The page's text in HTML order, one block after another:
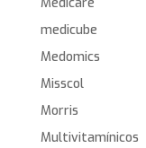
medicube
Medomics
Misscol
Morris
Multivitamínicos